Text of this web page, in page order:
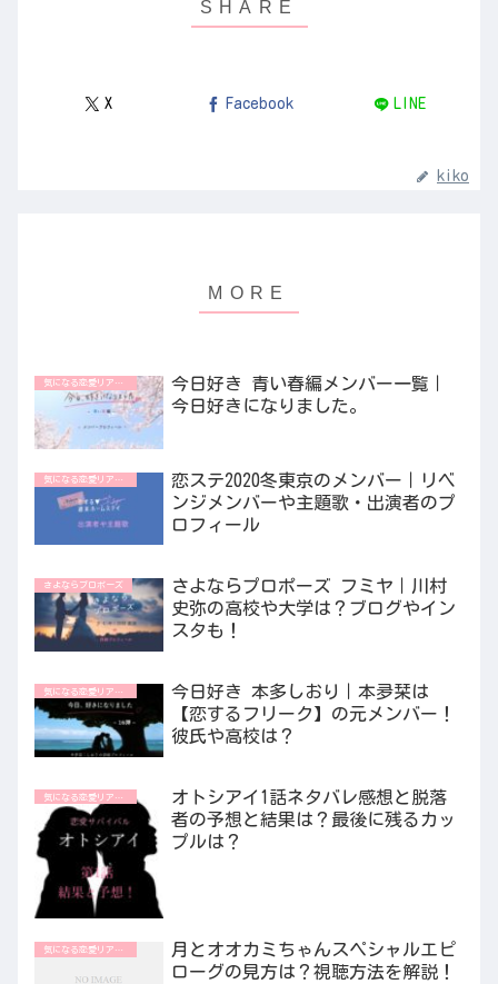
X Facebook LINE
kiko
気になる恋愛リアリティ番組
今日好き 青い春編メンバー一覧｜
今日好きになりました。
気になる恋愛リアリティ番組
恋ステ2020冬東京のメンバー｜リベ
ンジメンバーや主題歌・出演者のプ
ロフィール
さよならプロポーズ
さよならプロポーズ フミヤ｜川村
史弥の高校や大学は？ブログやイン
スタも！
気になる恋愛リアリティ番組
今日好き 本多しおり｜本夛栞は
【恋するフリーク】の元メンバー！
彼氏や高校は？
気になる恋愛リアリティ番組
オトシアイ1話ネタバレ感想と脱落
者の予想と結果は？最後に残るカッ
プルは？
気になる恋愛リアリティ番組
月とオオカミちゃんスペシャルエピ
ローグの見方は？視聴方法を解説！